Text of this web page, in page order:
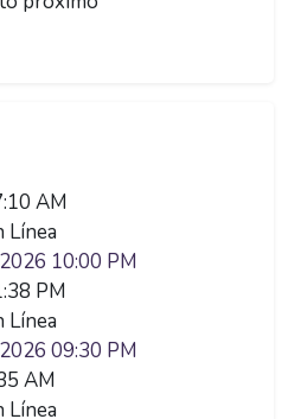
AM
Línea
10:00 PM
PM
Línea
09:30 PM
AM
Línea